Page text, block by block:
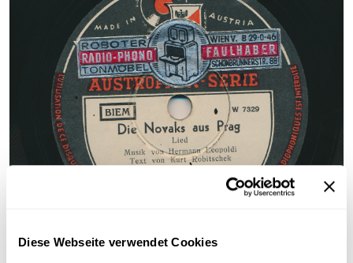
Diese Webseite verwendet Cookies